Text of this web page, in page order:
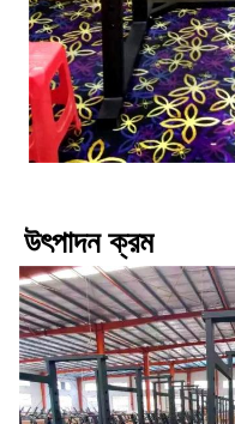
উৎপাদন ক্রম